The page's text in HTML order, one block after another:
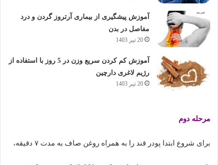
آموزش پیشگیری از بیماری آرتروز گردن و درد
مفاصل در بدن
20 تیر 1403
آموزش کم کردن سریع وزن در 5 روز با استفاده از
رژیم لاغری دارچین
20 تیر 1403
مرحله دوم
برای شروع ابتدا پودر قند را به همراه روغن صاف به مدت ۷ دقیقه،